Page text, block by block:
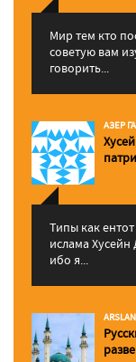
Мир тем кто
советую вам
говорить...
АЗЕР
Типы как
ислама
ибо я...
ARSLAN